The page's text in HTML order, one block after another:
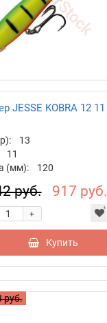
JESSE KOBRA 12 11
13
11
(мм):
120
руб. 917 руб.
+
Купить
руб.